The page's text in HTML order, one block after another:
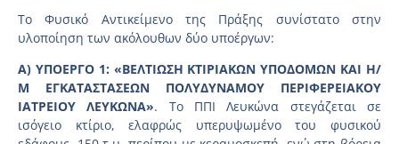
Το Φυσικό Αντικείμενο της Πράξης συνίστατο στην
υλοποίηση των ακόλουθων δύο υποέργων:
Α) ΥΠΟΕΡΓΟ 1: «ΒΕΛΤΙΩΣΗ ΚΤΙΡΙΑΚΩΝ ΥΠΟΔΟΜΩΝ ΚΑΙ Η/
Μ ΕΓΚΑΤΑΣΤΑΣΕΩΝ ΠΟΛΥΔΥΝΑΜΟΥ ΠΕΡΙΦΕΡΕΙΑΚΟΥ
ΙΑΤΡΕΙΟΥ ΛΕΥΚΩΝΑ». Το ΠΠΙ Λευκώνα στεγάζεται σε
ισόγειο κτίριο, ελαφρώς υπερυψωμένο του φυσικού